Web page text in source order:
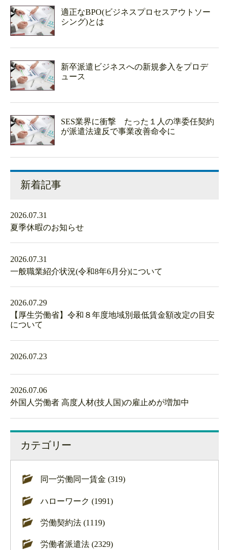
適正なBPO(ビジネスプロセスアウトソー
シング)とは
新卒派遣ビジネスへの新規参入をプロデ
ュース
SES業界に衝撃 たった１人の準委任契約
が派遣法違反で事業改善命令に
新着記事
2026.07.31
夏季休暇のお知らせ
2026.07.31
一般職業紹介状況(令和8年6月分)について
2026.07.29
【厚生労働省】令和８年度地域別最低賃金額改定の目安
について
2026.07.23
2026.07.06
外国人労働者 高度人材(技人国)の雇止めが増加中
カテゴリー
同一労働同一賃金 (319)
ハローワーク (1991)
労働契約法 (1119)
労働者派遣法 (2329)